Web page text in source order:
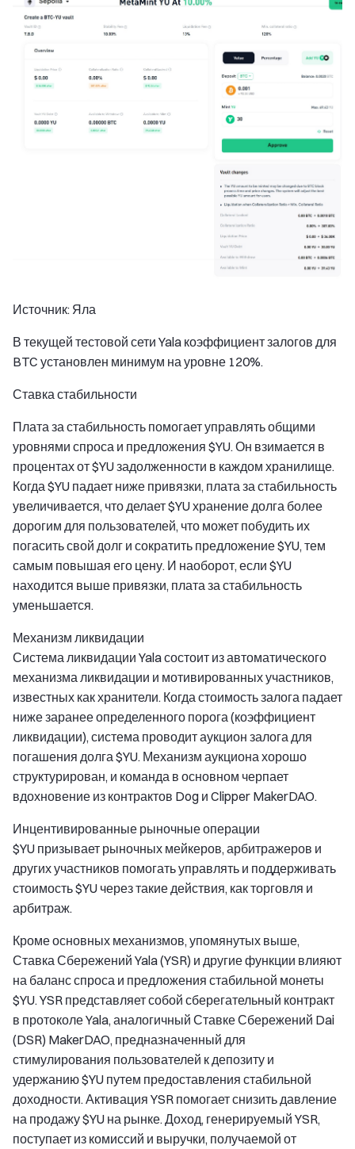
Источник: Яла
В текущей тестовой сети Yala коэффициент залогов для
BTC установлен минимум на уровне 120%.
Ставка стабильности
Плата за стабильность помогает управлять общими
уровнями спроса и предложения $YU. Он взимается в
процентах от $YU задолженности в каждом хранилище.
Когда $YU падает ниже привязки, плата за стабильность
увеличивается, что делает $YU хранение долга более
дорогим для пользователей, что может побудить их
погасить свой долг и сократить предложение $YU, тем
самым повышая его цену. И наоборот, если $YU
находится выше привязки, плата за стабильность
уменьшается.
Механизм ликвидации
Система ликвидации Yala состоит из автоматического
механизма ликвидации и мотивированных участников,
известных как хранители. Когда стоимость залога падает
ниже заранее определенного порога (коэффициент
ликвидации), система проводит аукцион залога для
погашения долга $YU. Механизм аукциона хорошо
структурирован, и команда в основном черпает
вдохновение из контрактов Dog и Clipper MakerDAO.
Инцентивированные рыночные операции
$YU призывает рыночных мейкеров, арбитражеров и
других участников помогать управлять и поддерживать
стоимость $YU через такие действия, как торговля и
арбитраж.
Кроме основных механизмов, упомянутых выше,
Ставка Сбережений Yala (YSR) и другие функции влияют
на баланс спроса и предложения стабильной монеты
$YU. YSR представляет собой сберегательный контракт
в протоколе Yala, аналогичный Ставке Сбережений Dai
(DSR) MakerDAO, предназначенный для
стимулирования пользователей к депозиту и
удержанию $YU путем предоставления стабильной
доходности. Активация YSR помогает снизить давление
на продажу $YU на рынке. Доход, генерируемый YSR,
поступает из комиссий и выручки, получаемой от